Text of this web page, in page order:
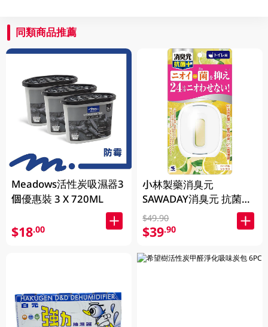
同類商品推薦
Meadows活性炭吸濕器3
個優惠裝 3 X 720ML
$18.00
小林製藥消臭元
SAWADAY消臭元 抗菌
+浴廁芳香劑 -柑橘草本
5.8ML
$49.90
$39.90